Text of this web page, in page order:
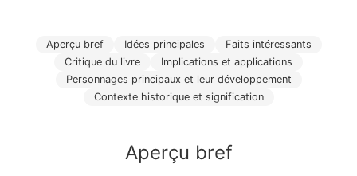
Aperçu bref Idées principales
Faits intéressants
Critique du livre
Implications et applications
Personnages principaux et leur développement
Contexte historique et signification
Aperçu bref